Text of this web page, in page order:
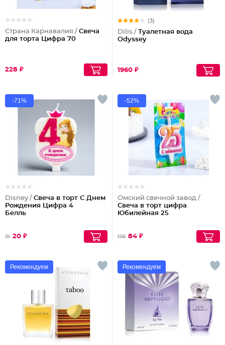
Страна Карнавалия / Свеча
для торта Цифра 70
228 ₽
(3)
Dilis / Туалетная вода
Odyssey
1960 ₽
-71%
Disney / Свеча в торт С Днем
Рождения Цифра 4
Белль
71 20 ₽
-52%
Омский свечной завод /
Свеча в торт цифра
Юбилейная 25
176 84 ₽
Рекомендуем Рекомендуем